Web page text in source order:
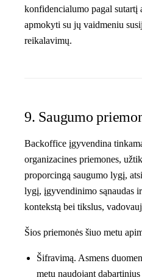
konfidencialumo pagal sutartį
apmokyti su jų vaidmeniu
reikalavimų.
9. Saugumo
Backoffice įgyvendina
organizacines priemones,
proporcingą saugumo lygį,
lygį, įgyvendinimo sąnaudas
kontekstą bei tikslus,
Šios priemonės šiuo metu
Šifravimą. Asmens
metu naudojant